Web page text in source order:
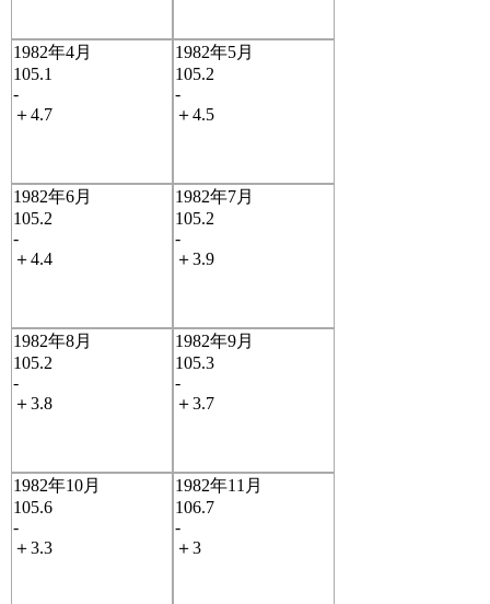
1982年4月
105.1
-
＋4.7
1982年5月
105.2
-
＋4.5
1982年6月
105.2
-
＋4.4
1982年7月
105.2
-
＋3.9
1982年8月
105.2
-
＋3.8
1982年9月
105.3
-
＋3.7
1982年10月
105.6
-
＋3.3
1982年11月
106.7
-
＋3